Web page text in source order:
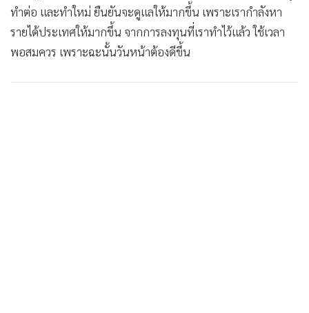
ทำต่อ และทำใหม่ ยืนยันจะดูแลให้มากขึ้น เพราะเรากำลังหา
รายได้ประเทศให้มากขึ้น จากการลงทุนที่เราทำไว้แล้ว ใช้เวลา
พอสมควร เพราะฉะนั้นวันหน้าต้องดีขึ้น